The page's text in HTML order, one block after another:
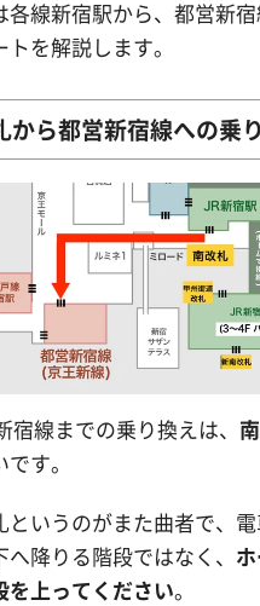
各線新宿駅から、都営新
を解説します。
から都営新宿線への乗
宿線までの乗り換えは、
す。
というのがまた曲者で、
降りる階段ではなく、
を上ってください。